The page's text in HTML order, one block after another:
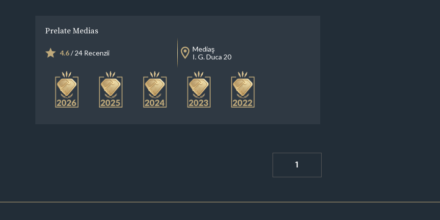
Prelate Medias
4.6/ 24 Recenzii
Mediaş
I. G. Duca 20
1